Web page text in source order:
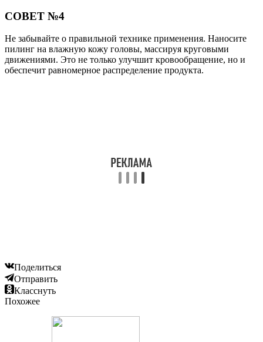
СОВЕТ №4
Не забывайте о правильной технике применения. Наносите
пилинг на влажную кожу головы, массируя круговыми
движениями. Это не только улучшит кровообращение, но и
обеспечит равномерное распределение продукта.
Поделиться
Отправить
Класснуть
Похожее